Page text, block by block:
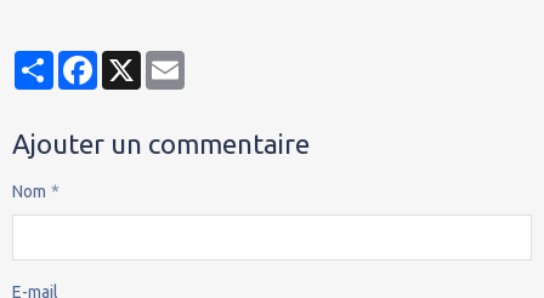
PartagerFacebook
X
Ajouter un commentaire
Nom
E-mail